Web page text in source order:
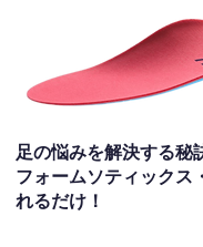
足の悩みを解決する秘
フォームソティックス
れるだけ！